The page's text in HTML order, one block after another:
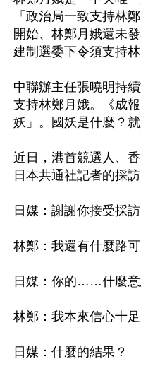
「政治局一致支持林
開始、林鄭月娥還未
建制選委下令須支持林
中聯辦主任張曉明持
支持林鄭月娥。《成
妖」。國妖是什麼？
近日，港首競選人、
日本共通社記者的採
日媒：謝謝你接受採訪
林鄭：我還有什麼路可
日媒：你的……什麼
林鄭：我本來信心十
日媒：什麼的結果？